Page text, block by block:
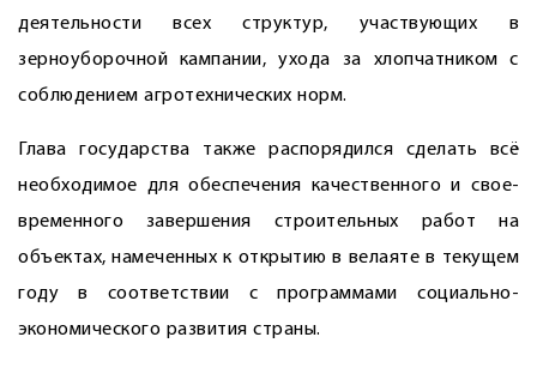
деятельности всех структур, участвующих в
зерноуборочной кампании, ухода за хлопчатником с
соблюдением агротехнических норм.
Глава государства также распорядился сделать всё
необходимое для обеспечения качественного и свое­
временного завершения строительных работ на
объектах, намеченных к открытию в велаяте в текущем
году в соответствии с программами социально-
экономического развития страны.